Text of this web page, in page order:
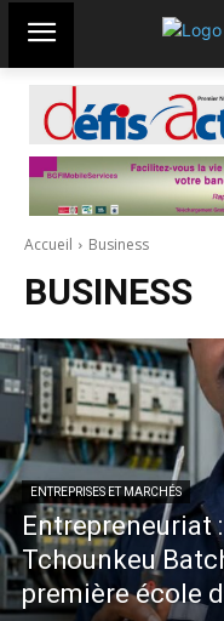
Accueil Business
BUSINESS
ENTREPRISES ET MARCHÉS
Entrepreneuriat
Tchounkeu
première école